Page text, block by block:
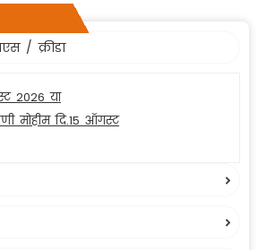
Course in Spanish.
of sports fees through online
विद्यापीठ आयोजित करण्यात आले आहे
/ क्रीडा
2026 या
मोहीम दि.15 ऑगस्ट